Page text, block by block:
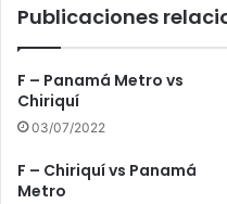
O
t
e
Publicaciones
F – Panamá Metro vs
Chiriquí
03/07/2022
F – Chiriquí vs Panamá
Metro